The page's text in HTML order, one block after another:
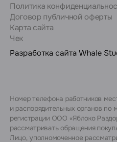
Политика
Договор публичной оферты
Карта сайта
Чек
Разработка сайта Whale
Номер телефона работников
и распорядительных органов по
регистрации ООО «Яблоко
рассматривать обращения
Лицо, уполномоченное